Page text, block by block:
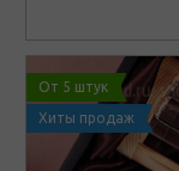
От 5 штук
Хиты продаж